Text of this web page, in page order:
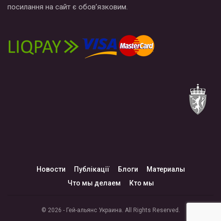
посилання на сайт є обов’язковим.
Новости Публікації Блоги
Материалы
Что мы делаем
Кто мы
© 2026 - Гей-альянс Украина. All Rights Reserved.